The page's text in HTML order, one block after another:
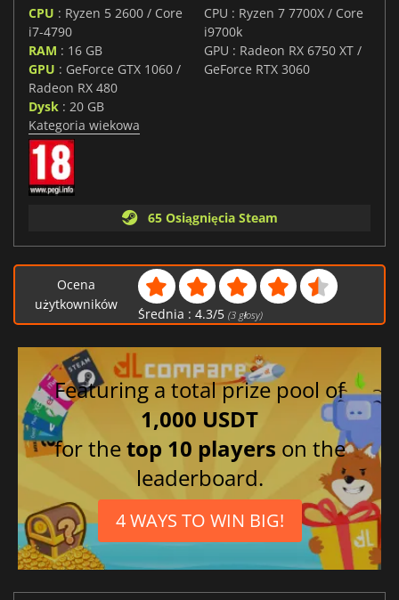
CPU : Ryzen 5 2600 / Core
i7-4790
RAM : 16 GB
GPU : GeForce GTX 1060 /
Radeon RX 480
Dysk : 20 GB
CPU : Ryzen 7 7700X / Core
i9700k
GPU : Radeon RX 6750 XT /
GeForce RTX 3060
Kategoria wiekowa
65 Osiągnięcia Steam
Ocena
użytkowników
Średnia : 4.3/5 (3głosy)
Featuring a total prize pool of
1,000 USDT
for thetop 10 players on the
leaderboard.
4 WAYS TO WIN BIG!